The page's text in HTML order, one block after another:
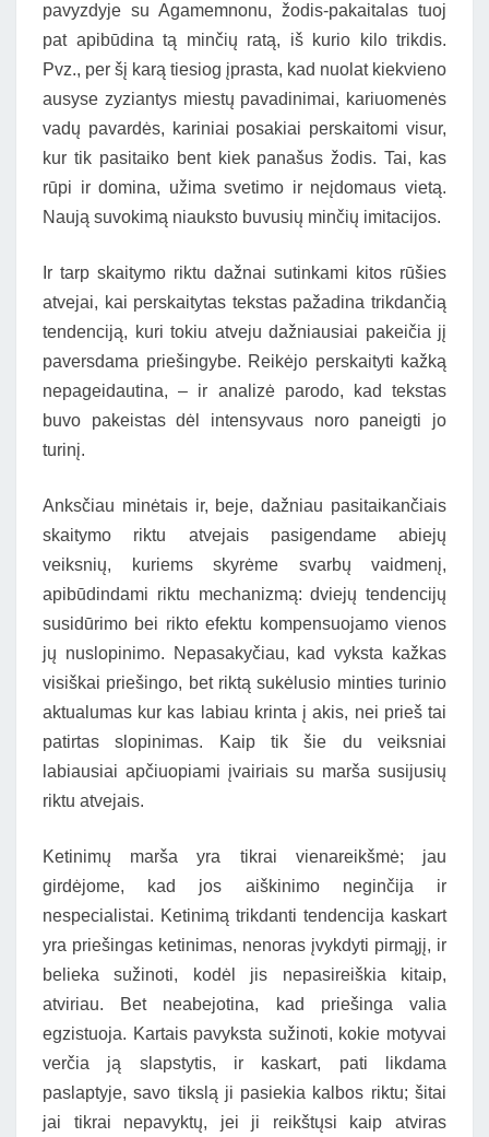
pavyzdyje su Agamemnonu, žodis-pakaitalas tuoj
pat apibūdina tą minčių ratą, iš kurio kilo trikdis.
Pvz., per šį karą tiesiog įprasta, kad nuolat kiekvieno
ausyse zyziantys miestų pavadinimai, kariuomenės
vadų pavardės, kariniai posakiai perskaitomi visur,
kur tik pasitaiko bent kiek panašus žodis. Tai, kas
rūpi ir domina, užima svetimo ir neįdomaus vietą.
Naują suvokimą niauksto buvusių minčių imitacijos.
Ir tarp skaitymo riktu dažnai sutinkami kitos rūšies
atvejai, kai perskaitytas tekstas pažadina trikdančią
tendenciją, kuri tokiu atveju dažniausiai pakeičia jį
paversdama priešingybe. Reikėjo perskaityti kažką
nepageidautina, – ir analizė parodo, kad tekstas
buvo pakeistas dėl intensyvaus noro paneigti jo
turinį.
Anksčiau minėtais ir, beje, dažniau pasitaikančiais
skaitymo riktu atvejais pasigendame abiejų
veiksnių, kuriems skyrėme svarbų vaidmenį,
apibūdindami riktu mechanizmą: dviejų tendencijų
susidūrimo bei rikto efektu kompensuojamo vienos
jų nuslopinimo. Nepasakyčiau, kad vyksta kažkas
visiškai priešingo, bet riktą sukėlusio minties turinio
aktualumas kur kas labiau krinta į akis, nei prieš tai
patirtas slopinimas. Kaip tik šie du veiksniai
labiausiai apčiuopiami įvairiais su marša susijusių
riktu atvejais.
Ketinimų marša yra tikrai vienareikšmė; jau
girdėjome, kad jos aiškinimo neginčija ir
nespecialistai. Ketinimą trikdanti tendencija kaskart
yra priešingas ketinimas, nenoras įvykdyti pirmąjį, ir
belieka sužinoti, kodėl jis nepasireiškia kitaip,
atviriau. Bet neabejotina, kad priešinga valia
egzistuoja. Kartais pavyksta sužinoti, kokie motyvai
verčia ją slapstytis, ir kaskart, pati likdama
paslaptyje, savo tikslą ji pasiekia kalbos riktu; šitai
jai tikrai nepavyktų, jei ji reikštųsi kaip atviras